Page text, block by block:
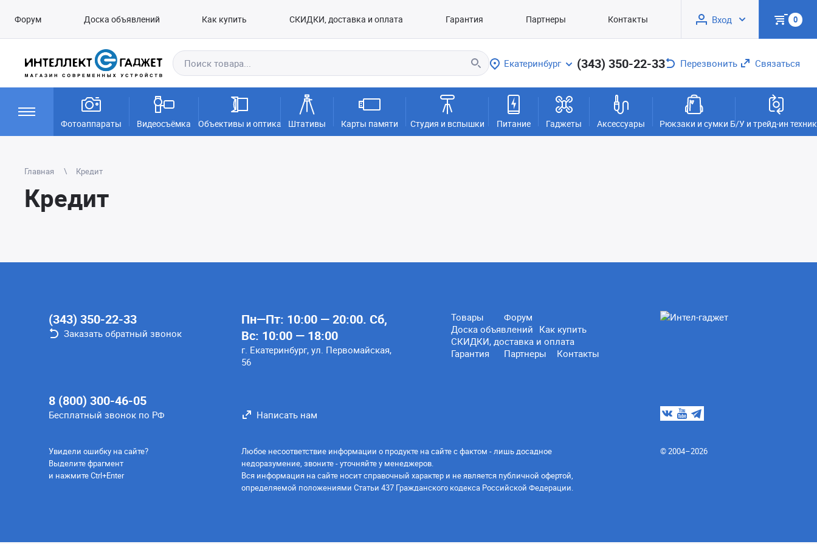
Форум Доска объявлений Как купить СКИДКИ, доставка и оплата Гарантия Партнеры Контакты Вход 0
Екатеринбург (343) 350-22-33 Перезвонить Связаться
Фотоаппараты Видеосъёмка Объективы и оптика Штативы Карты памяти Студия и вспышки Питание Гаджеты Аксессуары Рюкзаки и сумки Б/У и трейд-ин
Главная Кредит
Кредит
(343) 350-22-33
Заказать обратный звонок
8 (800) 300-46-05
Бесплатный звонок по РФ
Пн—Пт: 10:00 — 20:00. Сб,
Вс: 10:00 — 18:00
г. Екатеринбург, ул. Первомайская,
56
Товары
Форум
Доска объявлений Как купить
СКИДКИ, доставка и оплата
Гарантия
Партнеры Контакты
Написать нам
Увидели ошибку на сайте?
Выделите фрагмент
и нажмите Ctrl+Enter
Любое несоответствие информации о продукте на сайте с фактом - лишь досадное
недоразумение, звоните - уточняйте у менеджеров.
Вся информация на сайте носит справочный характер и не является публичной офертой,
определяемой положениями Статьи 437 Гражданского кодекса Российской Федерации.
© 2004–2026